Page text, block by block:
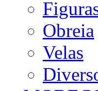
Obreia
Velas